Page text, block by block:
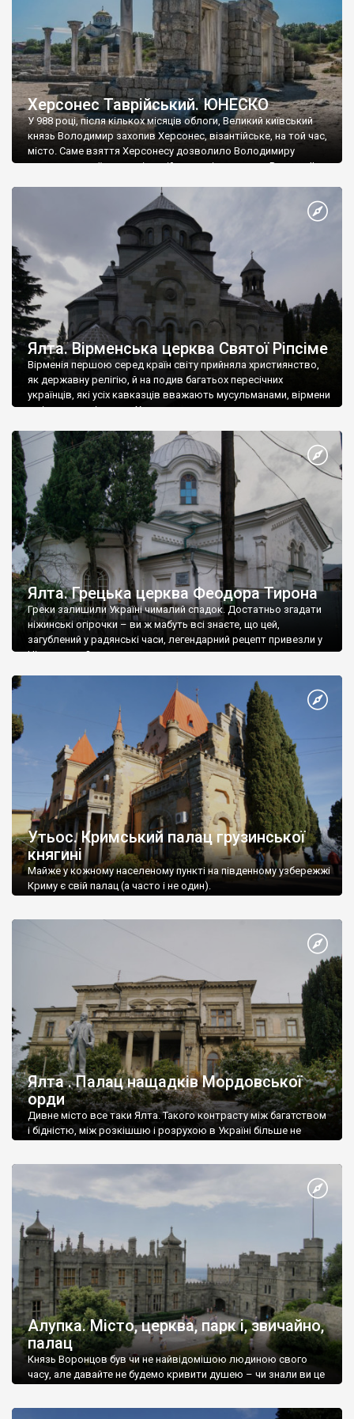
Херсонес Таврійський. ЮНЕСКО
У 988 році, після кількох місяців облоги, Великий київський
князь Володимир захопив Херсонес, візантійське, на той час,
місто. Саме взяття Херсонесу дозволило Володимиру
диктувати свої умови візантійському імператору Василю ІІ, та
Херсонесі Володимир-язичник, став Василем-християнином.
А потім було Хрещення Русі. На честь Херсонесу Таврійського
Ялта. Вірменська церква Святої Ріпсіме
Вірменія першою серед країн світу прийняла християнство,
як державну релігію, й на подив багатьох пересічних
українців, які усіх кавказців вважають мусульманами, вірмени
є відданими вірянами Христа
Ялта. Грецька церква Феодора Тирона
Греки залишили Україні чималий спадок. Достатньо згадати
ніжинські огірочки – ви ж мабуть всі знаєте, що цей,
загублений у радянські часи, легендарний рецепт привезли у
Ніжин греки?
Утьос. Кримський палац грузинської
княгині
Майже у кожному населеному пункті на південному узбережжі
Криму є свій палац (а часто і не один).
Ялта . Палац нащадків Мордовської
орди
Дивне місто все таки Ялта. Такого контрасту між багатством
і бідністю, між розкішшю і розрухою в Україні більше не
Алупка. Місто, церква, парк і, звичайно,
палац
Князь Воронцов був чи не найвідомішою людиною свого
часу, але давайте не будемо кривити душею – чи знали ви це